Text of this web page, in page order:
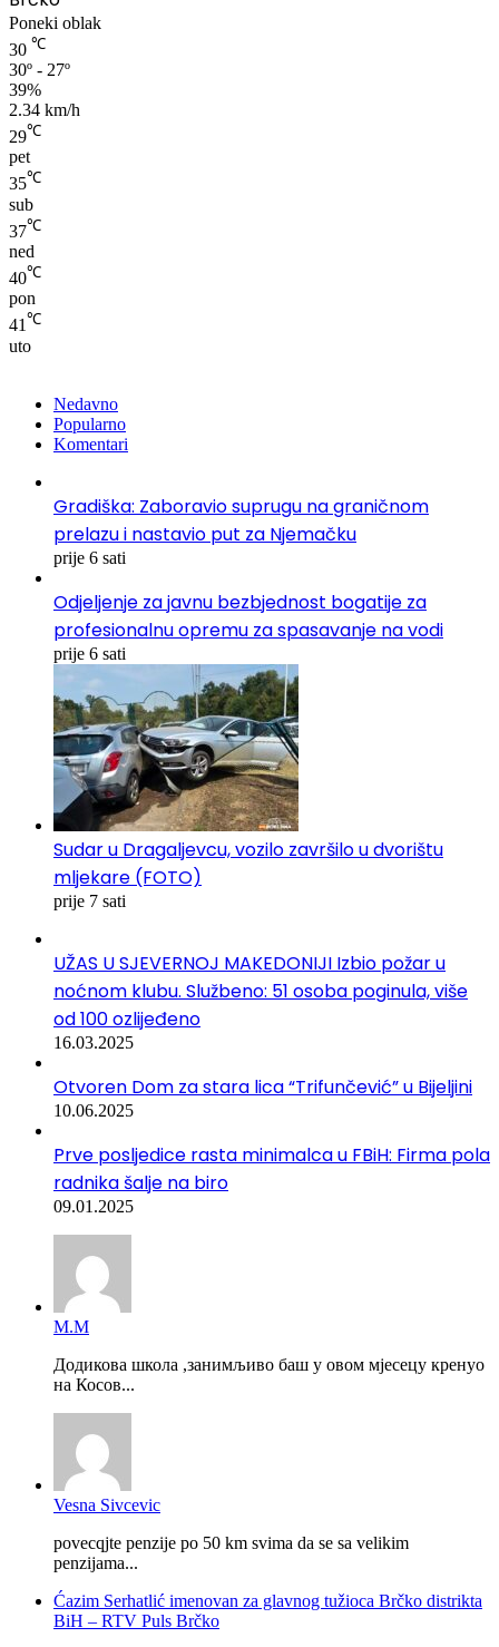
Poneki oblak
30 ℃
30º - 27º
39%
2.34 km/h
29℃
pet
35℃
sub
37℃
ned
40℃
pon
41℃
uto
Nedavno
Popularno
Komentari
Gradiška: Zaboravio suprugu na graničnom
prelazu i nastavio put za Njemačku
prije 6 sati
Odjeljenje za javnu bezbjednost bogatije za
profesionalnu opremu za spasavanje na vodi
prije 6 sati
Sudar u Dragaljevcu, vozilo završilo u dvorištu
mljekare (FOTO)
prije 7 sati
UŽAS U SJEVERNOJ MAKEDONIJI Izbio požar u
noćnom klubu. Službeno: 51 osoba poginula, više
od 100 ozlijeđeno
16.03.2025
Otvoren Dom za stara lica “Trifunčević” u Bijeljini
10.06.2025
Prve posljedice rasta minimalca u FBiH: Firma pola
radnika šalje na biro
09.01.2025
М.М
Додикова школа ,занимљиво баш у овом мјесецу кренуо
на Косов...
Vesna Sivcevic
povecqjte penzije po 50 km svima da se sa velikim
penzijama...
Ćazim Serhatlić imenovan za glavnog tužioca Brčko distrikta
BiH – RTV Puls Brčko